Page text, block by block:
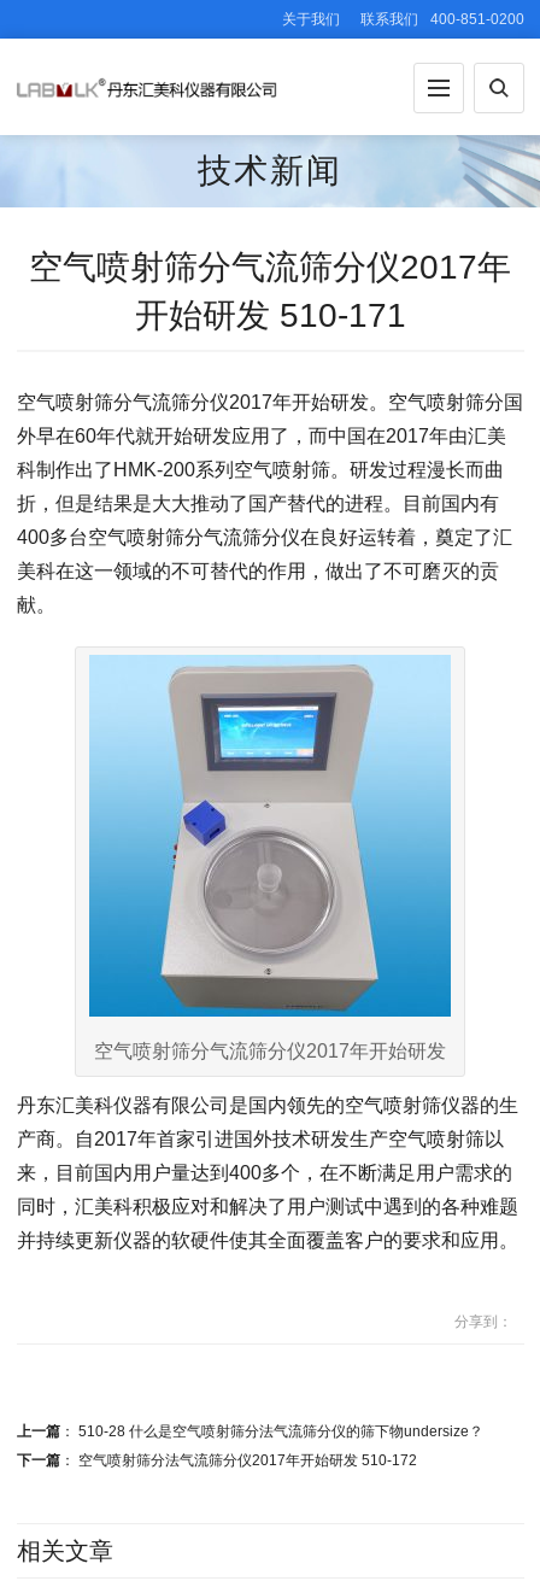
关于我们 联系我们 400-851-0200
技术新闻
空气喷射筛分气流筛分仪2017年
开始研发 510-171
空气喷射筛分气流筛分仪2017年开始研发。空气喷射筛分国
外早在60年代就开始研发应用了，而中国在2017年由汇美
科制作出了HMK-200系列空气喷射筛。研发过程漫长而曲
折，但是结果是大大推动了国产替代的进程。目前国内有
400多台空气喷射筛分气流筛分仪在良好运转着，奠定了汇
美科在这一领域的不可替代的作用，做出了不可磨灭的贡
献。
空气喷射筛分气流筛分仪2017年开始研发
丹东汇美科仪器有限公司是国内领先的空气喷射筛仪器的生
产商。自2017年首家引进国外技术研发生产空气喷射筛以
来，目前国内用户量达到400多个，在不断满足用户需求的
同时，汇美科积极应对和解决了用户测试中遇到的各种难题
并持续更新仪器的软硬件使其全面覆盖客户的要求和应用。
分享到：
上一篇： 510-28 什么是空气喷射筛分法气流筛分仪的筛下物undersize？
下一篇： 空气喷射筛分法气流筛分仪2017年开始研发 510-172
相关文章